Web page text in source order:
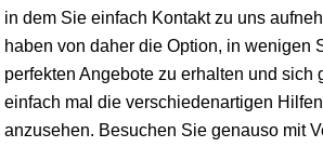
in dem Sie einfach Kontakt zu uns
haben von daher die Option, in wenigen
perfekten Angebote zu erhalten und sich
einfach mal die verschiedenartigen
anzusehen. Besuchen Sie genauso mit